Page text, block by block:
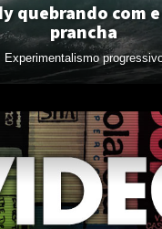
quebrando com
prancha
Experimentalismo